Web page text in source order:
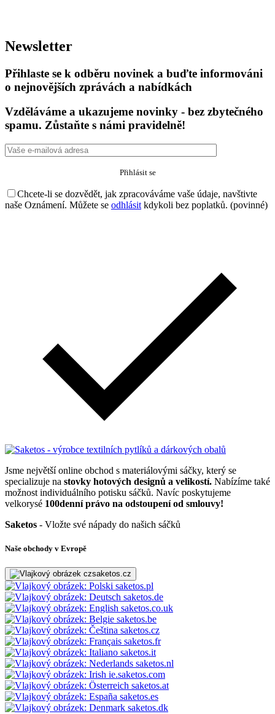
Newsletter
Přihlaste se k odběru novinek a buďte informováni
o nejnovějších zprávách a nabídkách
Vzděláváme a ukazujeme novinky - bez zbytečného
spamu. Zůstaňte s námi pravidelně!
Chcete-li se dozvědět, jak zpracováváme vaše údaje, navštivte
naše Oznámení. Můžete se odhlásit kdykoli bez poplatků. (povinné)
Jsme největší online obchod s materiálovými sáčky, který se
specializuje na stovky hotových designů a velikostí. Nabízíme také
možnost individuálního potisku sáčků. Navíc poskytujeme
velkorysé 100denní právo na odstoupení od smlouvy!
Saketos - Vložte své nápady do našich sáčků
Naše obchody v Evropě
saketos.cz
saketos.pl
saketos.de
saketos.co.uk
saketos.be
saketos.cz
saketos.fr
saketos.it
saketos.nl
ie.saketos.com
saketos.at
saketos.es
saketos.dk